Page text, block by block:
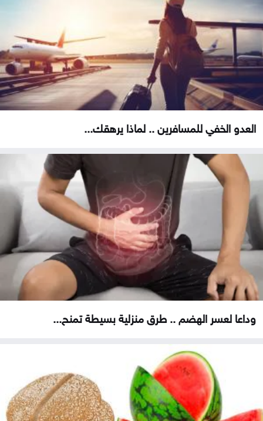
العدو الخفي للمسافرين .. لماذا يرهقك...
وداعا لعسر الهضم .. طرق منزلية بسيطة تمنح...